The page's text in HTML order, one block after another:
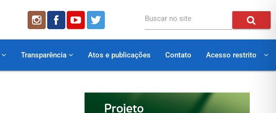
Buscar no site
Transparência Atos e publicações Contato Acesso restrito